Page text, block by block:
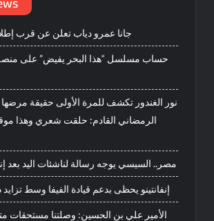
جانا عمرو دياب تعلن عن قرب
حساب مسلسل “هذا البحر يفيض” على
نور الغندور تكشف للمرة الأولى حقيقة مرضها
الرمضاني القادم: حلقت شعري وهذا
مصر.. السيسي يوجه رسالة لناشئات اليد بعد
إنفانتينو يحظى بدعم قيادة الفيفا وسط
الأمير علي بن الحسين: وصلتنا مستحقات